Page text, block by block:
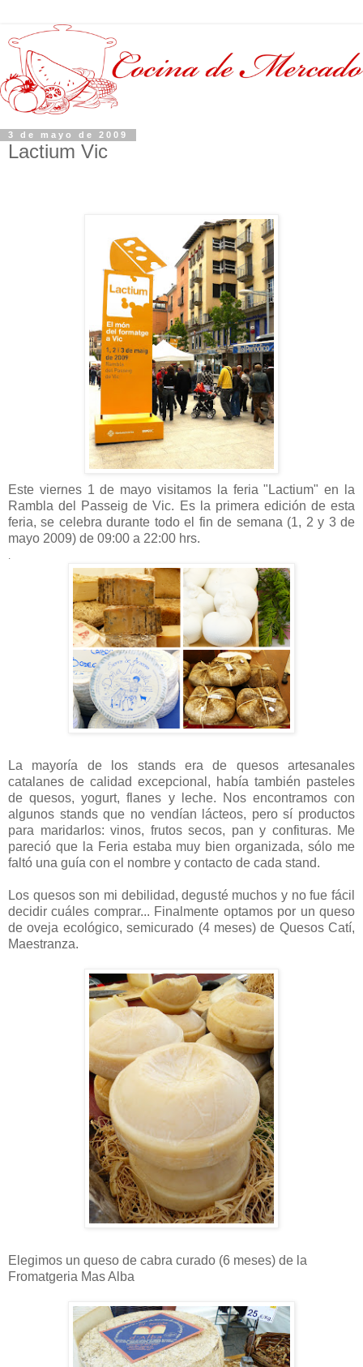
3 de mayo de 2009
Lactium Vic
Este viernes 1 de mayo visitamos la feria "Lactium" en la
Rambla del Passeig de Vic. Es la primera edición de esta
feria, se celebra durante todo el fin de semana (1, 2 y 3 de
mayo 2009) de 09:00 a 22:00 hrs.
.
La mayoría de los stands era de quesos artesanales
catalanes de calidad excepcional, había también pasteles
de quesos, yogurt, flanes y leche. Nos encontramos con
algunos stands que no vendían lácteos, pero sí productos
para maridarlos: vinos, frutos secos, pan y confituras. Me
pareció que la Feria estaba muy bien organizada, sólo me
faltó una guía con el nombre y contacto de cada stand.
Los quesos son mi debilidad, degusté muchos y no fue fácil
decidir cuáles comprar... Finalmente optamos por un queso
de oveja ecológico, semicurado (4 meses) de Quesos Catí,
Maestranza.
Elegimos un queso de cabra curado (6 meses) de la
Fromatgeria Mas Alba